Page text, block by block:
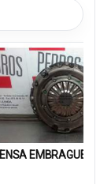
EMBRAGUE